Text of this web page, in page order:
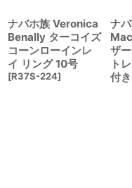
ナバホ族 Veronica
Benally ターコイズ
コーンローインレ
イ リング 10号
[R37S-224]
ナ
ザ
ト
付き